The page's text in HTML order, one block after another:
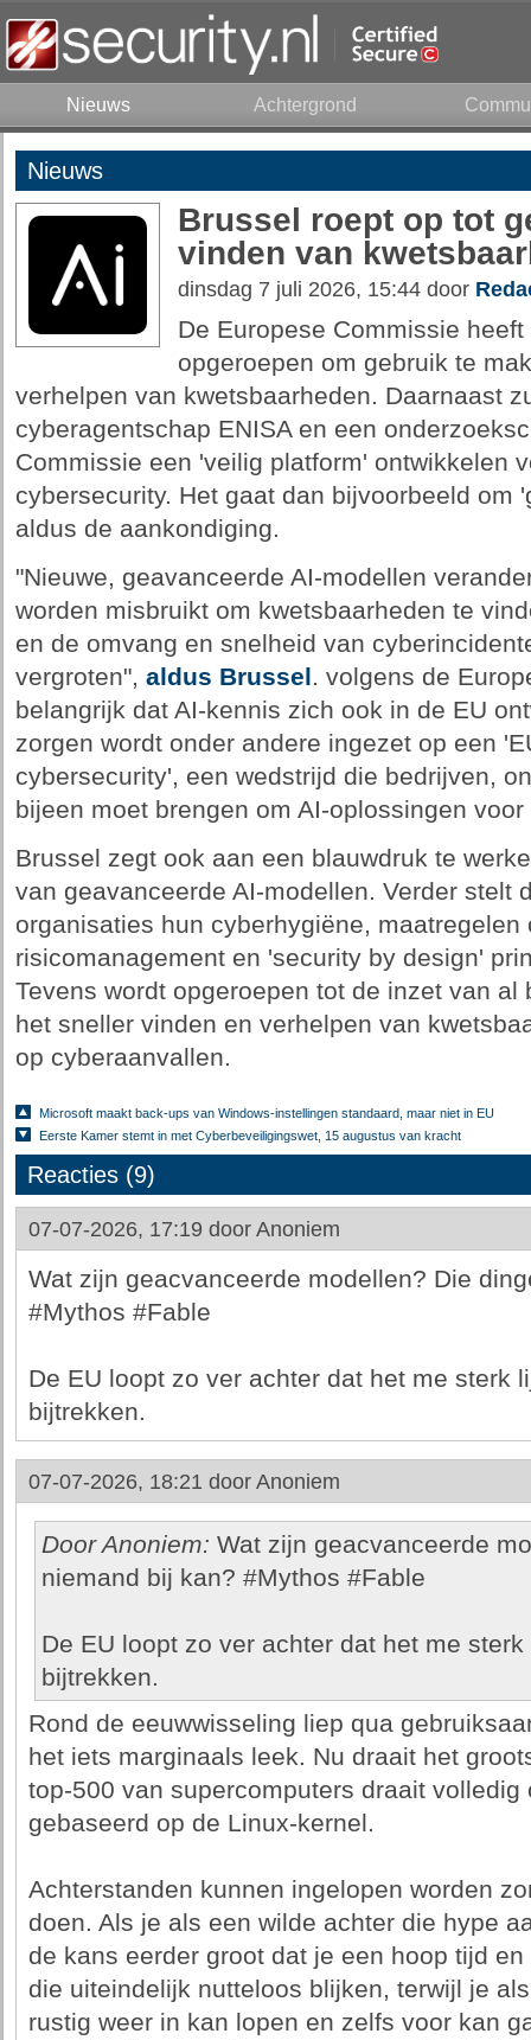
Nieuws Achtergrond
Nieuws
Brussel roept op tot
vinden van
dinsdag 7 juli 2026, 15:44 door
De Europese Commissie
opgeroepen om gebruik te
verhelpen van kwetsbaarheden. Daarnaast
cyberagentschap ENISA en een
Commissie een 'veilig platform' ontwikkelen
cybersecurity. Het gaat dan bijvoorbeeld om
aldus de aankondiging.
"Nieuwe, geavanceerde AI-modellen
worden misbruikt om kwetsbaarheden te
en de omvang en snelheid van
vergroten", aldus Brussel. volgens de
belangrijk dat AI-kennis zich ook in de EU
zorgen wordt onder andere ingezet op een
cybersecurity', een wedstrijd die bedrijven,
bijeen moet brengen om AI-oplossingen
Brussel zegt ook aan een blauwdruk te
van geavanceerde AI-modellen. Verder stelt
organisaties hun cyberhygiëne, maatregelen
risicomanagement en 'security by design'
Tevens wordt opgeroepen tot de inzet van
het sneller vinden en verhelpen van
op cyberaanvallen.
Microsoft maakt back-ups van Windows-instellingen standaard, maar niet in EU
Eerste Kamer stemt in met Cyberbeveiligingswet, 15 augustus van kracht
Reacties (9)
07-07-2026, 17:19 door Anoniem
Wat zijn geacvanceerde modellen? Die
#Mythos #Fable
De EU loopt zo ver achter dat het me sterk
bijtrekken.
07-07-2026, 18:21 door Anoniem
Door Anoniem: Wat zijn geacvanceerde
niemand bij kan? #Mythos #Fable
De EU loopt zo ver achter dat het me
bijtrekken.
Rond de eeuwwisseling liep qua
het iets marginaals leek. Nu draait het
top-500 van supercomputers draait volledig
gebaseerd op de Linux-kernel.
Achterstanden kunnen ingelopen worden
doen. Als je als een wilde achter die hype
de kans eerder groot dat je een hoop tijd
die uiteindelijk nutteloos blijken, terwijl je
rustig weer in kan lopen en zelfs voor kan